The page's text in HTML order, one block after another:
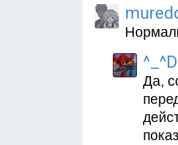
Да,